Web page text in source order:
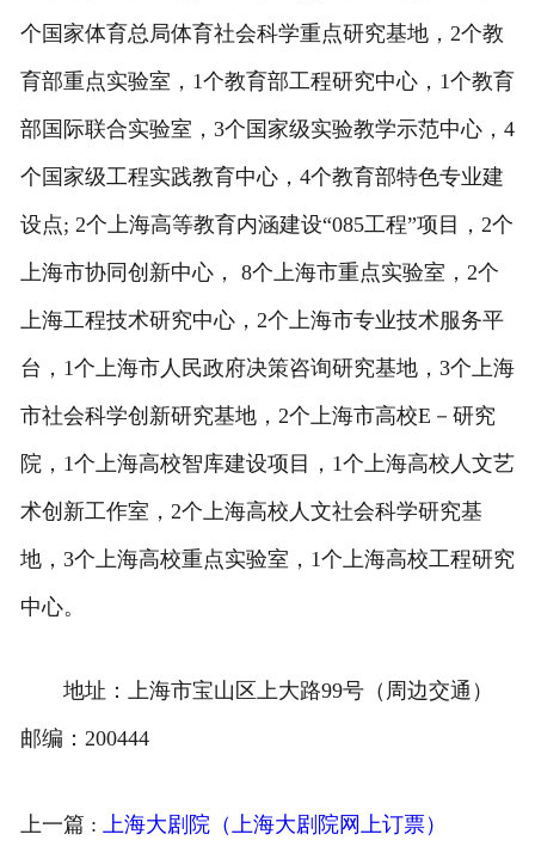
个国家体育总局体育社会科学重点研究基地，2个教
育部重点实验室，1个教育部工程研究中心，1个教育
部国际联合实验室，3个国家级实验教学示范中心，4
个国家级工程实践教育中心，4个教育部特色专业建
设点; 2个上海高等教育内涵建设“085工程”项目，2个
上海市协同创新中心， 8个上海市重点实验室，2个
上海工程技术研究中心，2个上海市专业技术服务平
台，1个上海市人民政府决策咨询研究基地，3个上海
市社会科学创新研究基地，2个上海市高校E－研究
院，1个上海高校智库建设项目，1个上海高校人文艺
术创新工作室，2个上海高校人文社会科学研究基
地，3个上海高校重点实验室，1个上海高校工程研究
中心。
地址：上海市宝山区上大路99号（周边交通）
邮编：200444
上一篇 : 上海大剧院（上海大剧院网上订票）